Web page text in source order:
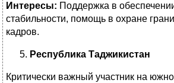
Интересы: Поддержка в
стабильности, помощь в охране
кадров.
Республика Таджикистан
Критически важный участник на